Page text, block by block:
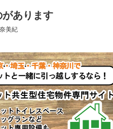
あります
美紀